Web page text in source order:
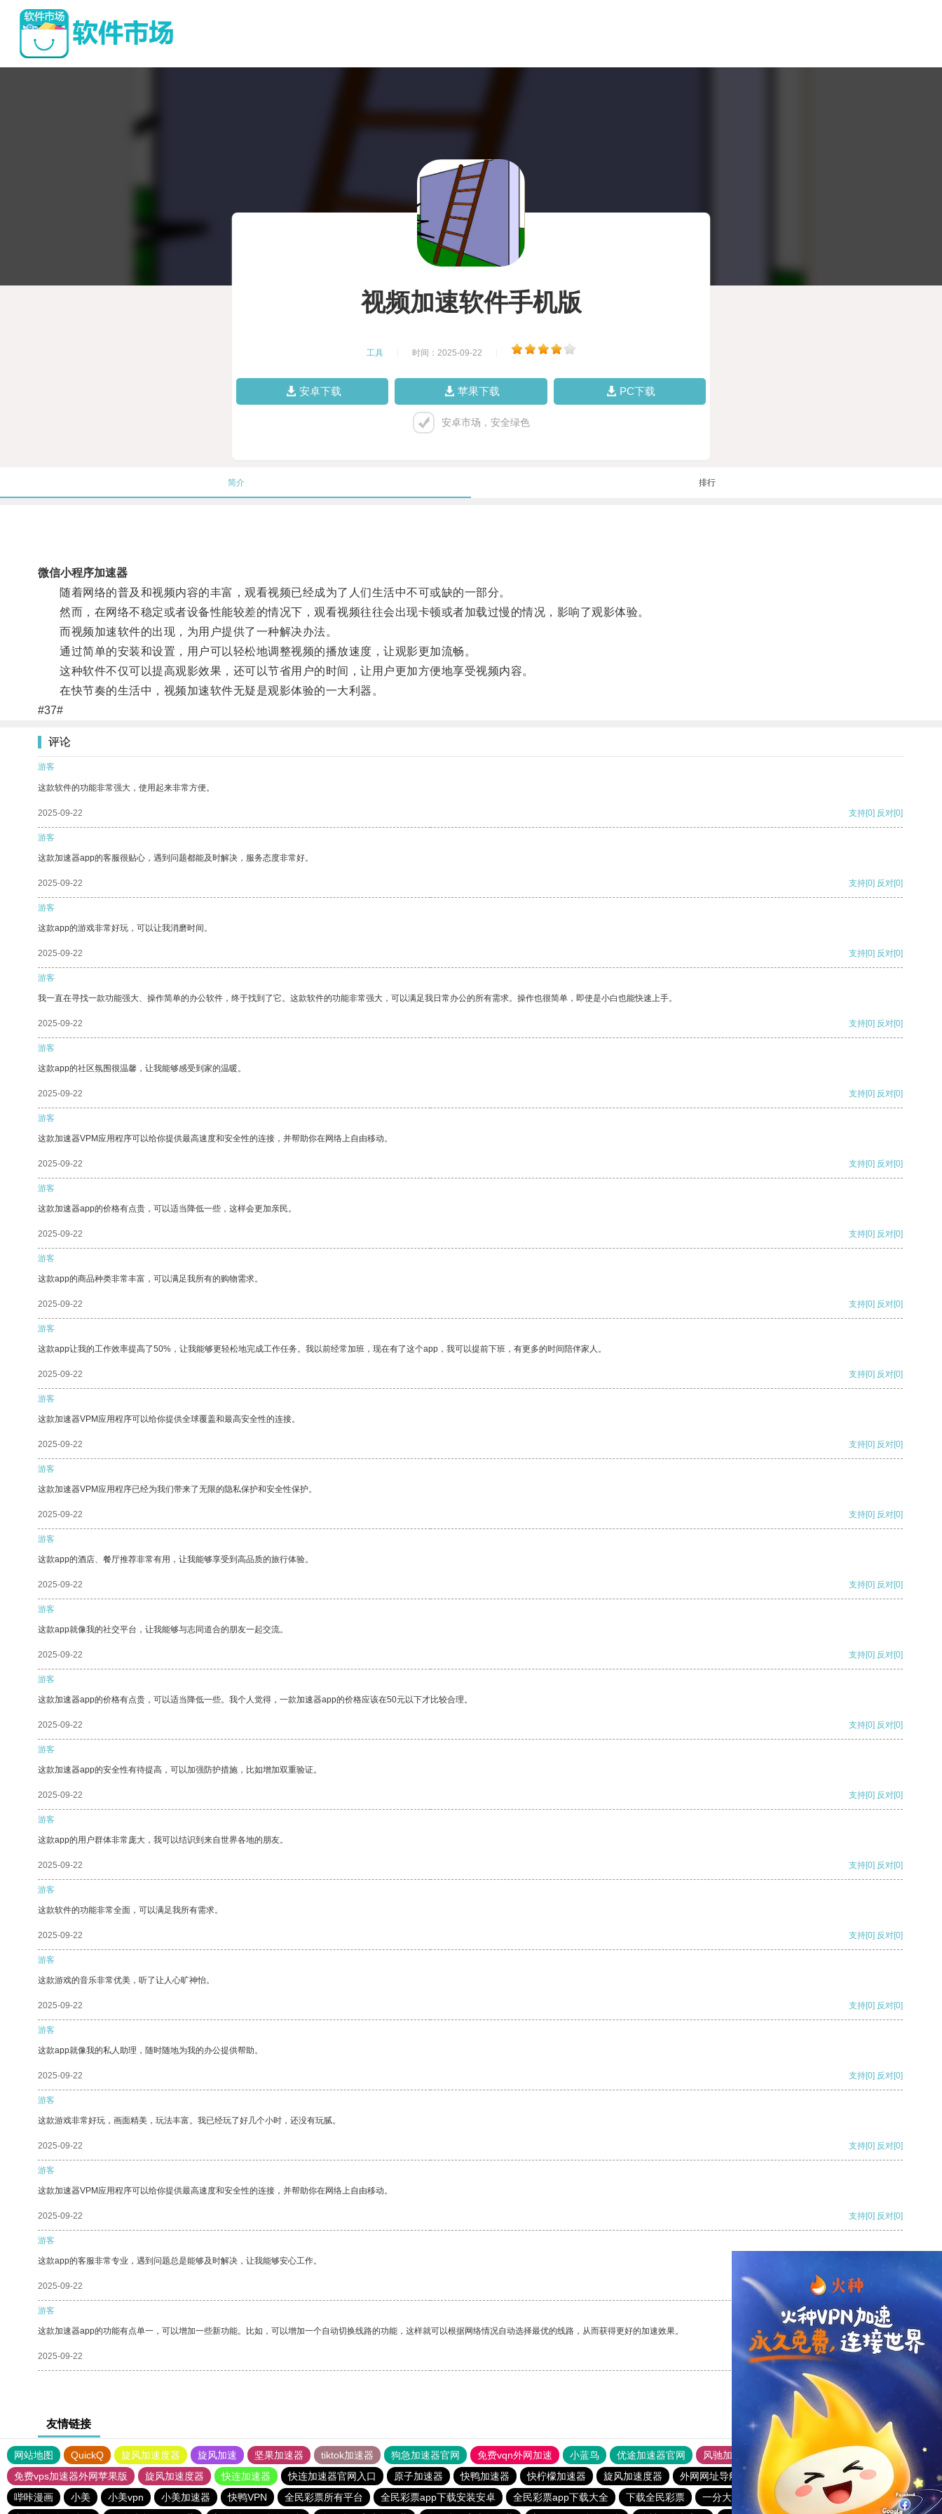
视频加速软件手机版
工具 时间：2025-09-22
安卓下载 苹果下载 PC下载
安卓市场，安全绿色
简介 排行
微信小程序加速器
随着网络的普及和视频内容的丰富，观看视频已经成为了人们生活中不可或缺的一部分。
然而，在网络不稳定或者设备性能较差的情况下，观看视频往往会出现卡顿或者加载过慢的情况，影响了观影体验。
而视频加速软件的出现，为用户提供了一种解决办法。
通过简单的安装和设置，用户可以轻松地调整视频的播放速度，让观影更加流畅。
这种软件不仅可以提高观影效果，还可以节省用户的时间，让用户更加方便地享受视频内容。
在快节奏的生活中，视频加速软件无疑是观影体验的一大利器。
#37#
评论
游客
这款软件的功能非常强大，使用起来非常方便。
2025-09-22 支持[0] 反对[0]
游客
这款加速器app的客服很贴心，遇到问题都能及时解决，服务态度非常好。
2025-09-22 支持[0] 反对[0]
游客
这款app的游戏非常好玩，可以让我消磨时间。
2025-09-22 支持[0] 反对[0]
游客
我一直在寻找一款功能强大、操作简单的办公软件，终于找到了它。这款软件的功能非常强大，可以满足我日常办公的所有需求。操作也很简单，即使是小白也能快速上手。
2025-09-22 支持[0] 反对[0]
游客
这款app的社区氛围很温馨，让我能够感受到家的温暖。
2025-09-22 支持[0] 反对[0]
游客
这款加速器VPM应用程序可以给你提供最高速度和安全性的连接，并帮助你在网络上自由移动。
2025-09-22 支持[0] 反对[0]
游客
这款加速器app的价格有点贵，可以适当降低一些，这样会更加亲民。
2025-09-22 支持[0] 反对[0]
游客
这款app的商品种类非常丰富，可以满足我所有的购物需求。
2025-09-22 支持[0] 反对[0]
游客
这款app让我的工作效率提高了50%，让我能够更轻松地完成工作任务。我以前经常加班，现在有了这个app，我可以提前下班，有更多的时间陪伴家人。
2025-09-22 支持[0] 反对[0]
游客
这款加速器VPM应用程序可以给你提供全球覆盖和最高安全性的连接。
2025-09-22 支持[0] 反对[0]
游客
这款加速器VPM应用程序已经为我们带来了无限的隐私保护和安全性保护。
2025-09-22 支持[0] 反对[0]
游客
这款app的酒店、餐厅推荐非常有用，让我能够享受到高品质的旅行体验。
2025-09-22 支持[0] 反对[0]
游客
这款app就像我的社交平台，让我能够与志同道合的朋友一起交流。
2025-09-22 支持[0] 反对[0]
游客
这款加速器app的价格有点贵，可以适当降低一些。我个人觉得，一款加速器app的价格应该在50元以下才比较合理。
2025-09-22 支持[0] 反对[0]
游客
这款加速器app的安全性有待提高，可以加强防护措施，比如增加双重验证。
2025-09-22 支持[0] 反对[0]
游客
这款app的用户群体非常庞大，我可以结识到来自世界各地的朋友。
2025-09-22 支持[0] 反对[0]
游客
这款软件的功能非常全面，可以满足我所有需求。
2025-09-22 支持[0] 反对[0]
游客
这款游戏的音乐非常优美，听了让人心旷神怡。
2025-09-22 支持[0] 反对[0]
游客
这款app就像我的私人助理，随时随地为我的办公提供帮助。
2025-09-22 支持[0] 反对[0]
游客
这款游戏非常好玩，画面精美，玩法丰富。我已经玩了好几个小时，还没有玩腻。
2025-09-22 支持[0] 反对[0]
游客
这款加速器VPM应用程序可以给你提供最高速度和安全性的连接，并帮助你在网络上自由移动。
2025-09-22 支持[0] 反对[0]
游客
这款app的客服非常专业，遇到问题总是能够及时解决，让我能够安心工作。
2025-09-22 支持
游客
这款加速器app的功能有点单一，可以增加一些新功能。比如，可以增加一个自动切换线路的功能，这样就可以根据网络情况自动选择最优的线路，从而获得更好的加速效果。
2025-09-22 支持 [0] 反对
友情链接
网站地图 QuickQ 旋风加速度器 旋风加速 坚果加速器 tiktok加速器 狗急加速器官网 免费vqn外网加速 小蓝鸟 优途加速器官网 风驰加速器
旋风加速器
免费vps加速器外网苹果版
旋风加速度器 快连加速器 快连加速器官网入口 原子加速器 快鸭加速器 快柠檬加速器 旋风加速度器 外网网址导航 软件中心 雷霆加速
狂飙加速器
哔咔漫画
小美 小美vpn 小美加速器 快鸭VPN 全民彩票所有平台 全民彩票app下载安装安卓 全民彩票app下载大全 下载全民彩票 一分大发系统彩票app
全民彩票安卓版